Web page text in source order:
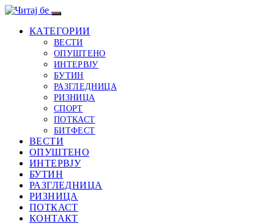
КАТЕГОРИИ
ВЕСТИ
ОПУШТЕНО
ИНТЕРВЈУ
БУТИН
РАЗГЛЕДНИЦА
РИЗНИЦА
СПОРТ
ПОТКАСТ
БИТФЕСТ
ВЕСТИ
ОПУШТЕНО
ИНТЕРВЈУ
БУТИН
РАЗГЛЕДНИЦА
РИЗНИЦА
ПОТКАСТ
КОНТАКТ